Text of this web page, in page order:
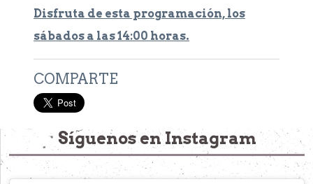
Disfruta de esta programación, los
sábados a las 14:00 horas.
COMPARTE
Síguenos en Instagram